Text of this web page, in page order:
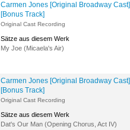
Carmen Jones [Original Broadway Cast]
[Bonus Track]
Original Cast Recording
Sätze aus diesem Werk
My Joe (Micaela's Air)
Carmen Jones [Original Broadway Cast]
[Bonus Track]
Original Cast Recording
Sätze aus diesem Werk
Dat's Our Man (Opening Chorus, Act IV)